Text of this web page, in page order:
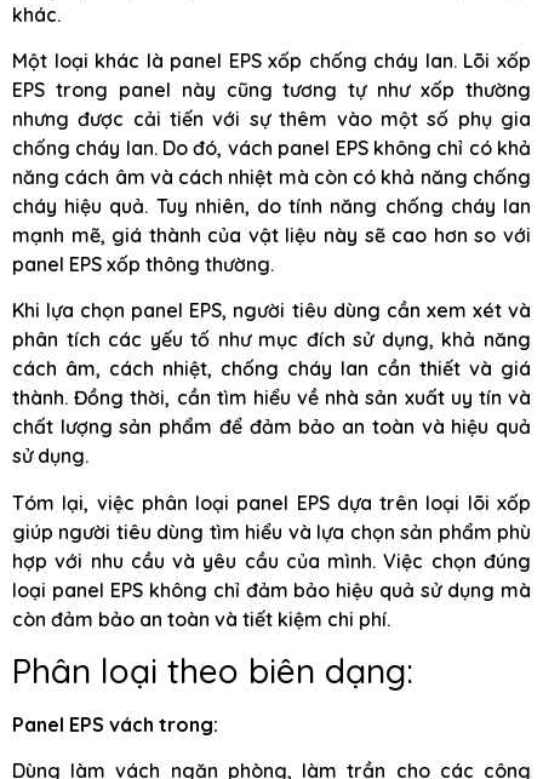
khác.
Một loại khác là panel EPS xốp chống cháy lan. Lõi xốp
EPS trong panel này cũng tương tự như xốp thường
nhưng được cải tiến với sự thêm vào một số phụ gia
chống cháy lan. Do đó, vách panel EPS không chỉ có khả
năng cách âm và cách nhiệt mà còn có khả năng chống
cháy hiệu quả. Tuy nhiên, do tính năng chống cháy lan
mạnh mẽ, giá thành của vật liệu này sẽ cao hơn so với
panel EPS xốp thông thường.
Khi lựa chọn panel EPS, người tiêu dùng cần xem xét và
phân tích các yếu tố như mục đích sử dụng, khả năng
cách âm, cách nhiệt, chống cháy lan cần thiết và giá
thành. Đồng thời, cần tìm hiểu về nhà sản xuất uy tín và
chất lượng sản phẩm để đảm bảo an toàn và hiệu quả
sử dụng.
Tóm lại, việc phân loại panel EPS dựa trên loại lõi xốp
giúp người tiêu dùng tìm hiểu và lựa chọn sản phẩm phù
hợp với nhu cầu và yêu cầu của mình. Việc chọn đúng
loại panel EPS không chỉ đảm bảo hiệu quả sử dụng mà
còn đảm bảo an toàn và tiết kiệm chi phí.
Phân loại theo biên dạng:
Panel EPS vách trong:
Dùng làm vách ngăn phòng, làm trần cho các công